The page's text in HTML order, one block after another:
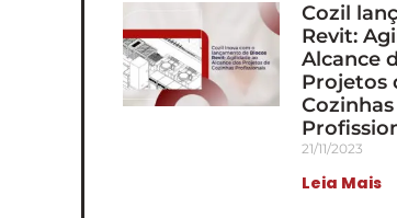
Cozil
Revit:
Alcance
Projetos
Cozinhas
21/11/2023
Leia Mais